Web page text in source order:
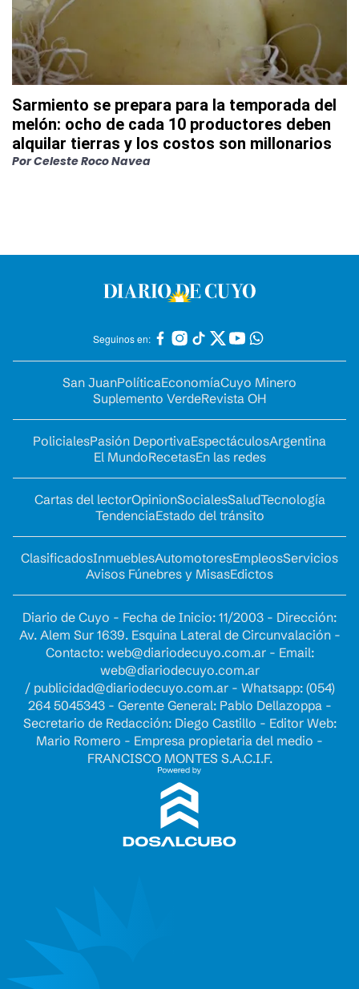
Sarmiento se prepara para la temporada del
melón: ocho de cada 10 productores deben
alquilar tierras y los costos son millonarios
PorCeleste Roco Navea
Seguinos en:
San JuanPolíticaEconomíaCuyo Minero
Suplemento VerdeRevista OH
PolicialesPasión DeportivaEspectáculosArgentina
El MundoRecetasEn las redes
Cartas del lectorOpinionSocialesSaludTecnología
TendenciaEstado del tránsito
ClasificadosInmueblesAutomotoresEmpleosServicios
Avisos Fúnebres y MisasEdictos
Diario de Cuyo - Fecha de Inicio: 11/2003 - Dirección:
Av. Alem Sur 1639. Esquina Lateral de Circunvalación -
Contacto: web@diariodecuyo.com.ar- Email:
web@diariodecuyo.com.ar
/ publicidad@diariodecuyo.com.ar- Whatsapp: (054)
264 5045343 - Gerente General: Pablo Dellazoppa -
Secretario de Redacción: Diego Castillo - Editor Web:
Mario Romero - Empresa propietaria del medio -
FRANCISCO MONTES S.A.C.I.F.